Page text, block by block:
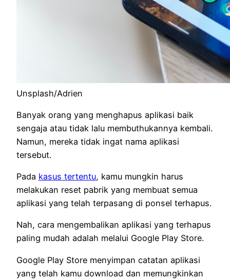
Unsplash/Adrien
Banyak orang yang menghapus aplikasi baik
sengaja atau tidak lalu membuthukannya kembali.
Namun, mereka tidak ingat nama aplikasi
tersebut.
Pada kasus tertentu, kamu mungkin harus
melakukan reset pabrik yang membuat semua
aplikasi yang telah terpasang di ponsel terhapus.
Nah, cara mengembalikan aplikasi yang terhapus
paling mudah adalah melalui Google Play Store.
Google Play Store menyimpan catatan aplikasi
yang telah kamu download dan memungkinkan